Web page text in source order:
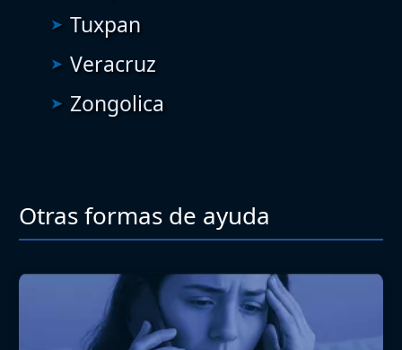
Tuxpan
Veracruz
Zongolica
Otras formas de ayuda